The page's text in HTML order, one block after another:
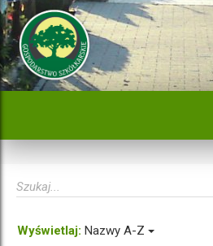
Wyświetlaj: Nazwy A-Z